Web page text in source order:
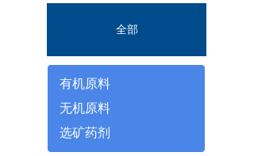
全部
有机原料
无机原料
选矿药剂